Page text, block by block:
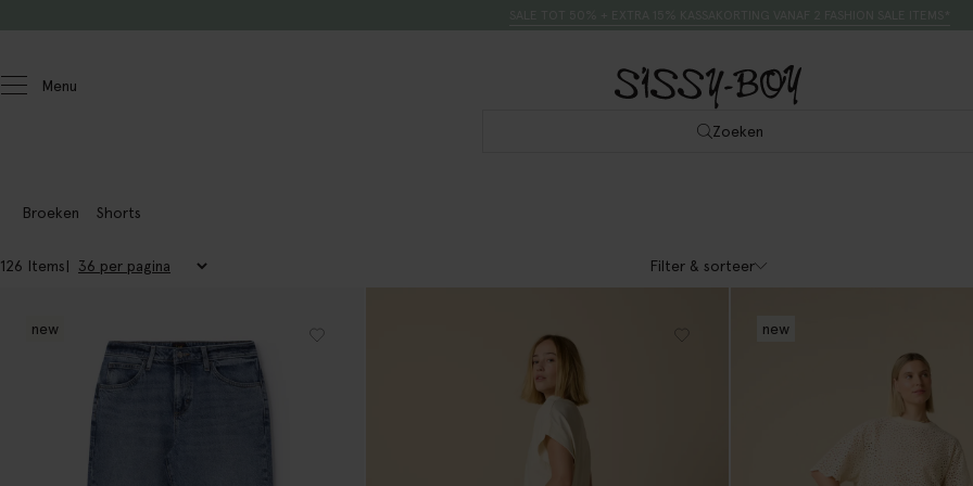
Menu
Zoeken
Broeken Shorts
126 Items Filter & sorteer
new new